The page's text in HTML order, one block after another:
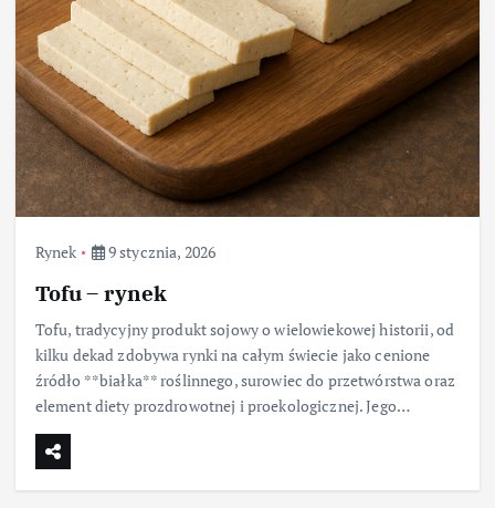
Rynek 9 stycznia, 2026
Tofu – rynek
Tofu, tradycyjny produkt sojowy o wielowiekowej historii, od
kilku dekad zdobywa rynki na całym świecie jako cenione
źródło **białka** roślinnego, surowiec do przetwórstwa oraz
element diety prozdrowotnej i proekologicznej. Jego…